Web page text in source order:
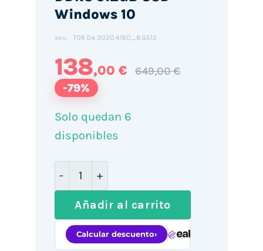
Windows 10
SKU: TOR.De.3020.4160_8G512
138,00 € 649,00 €
-79%
Solo quedan 6
disponibles
Dell OptiPlex 3020 TORRE / i3-4160 /
Añadir al carrito